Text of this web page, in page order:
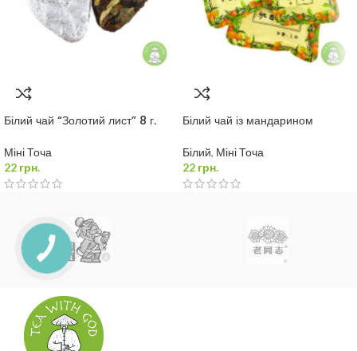
(грошовий переказ) з мінімальною передоплатою за послуги пошти –
100 грн. У відділенні Нової Пошти при отриманні(* КОМІСІЯ НП)
Банківськими картами Visa або MasterCard
Білий чай “Золотий лист” 8 г.
Міні Точа
22 грн.
Білий чай із мандарином
Білий, Міні Точа
22 грн.